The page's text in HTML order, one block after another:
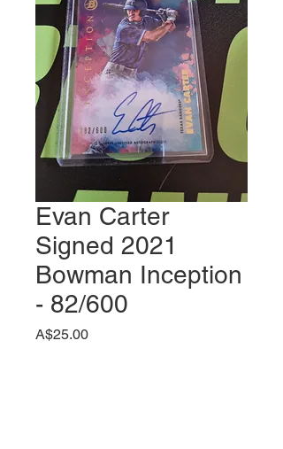
Evan Carter
Signed 2021
Bowman Inception
- 82/600
A$25.00価